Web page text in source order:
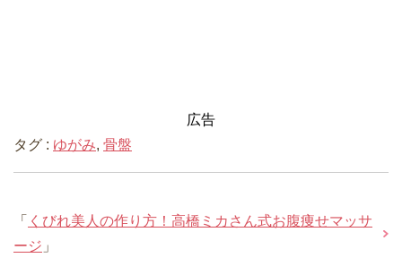
広告
タグ : ゆがみ, 骨盤
「 くびれ美人の作り方！高橋ミカさん式お腹痩せマッサ
ージ 」